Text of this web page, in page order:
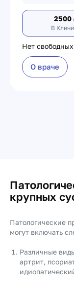
2500
В
Нет
О враче
крупных
Патологические
могут включать
Различные
артрит,